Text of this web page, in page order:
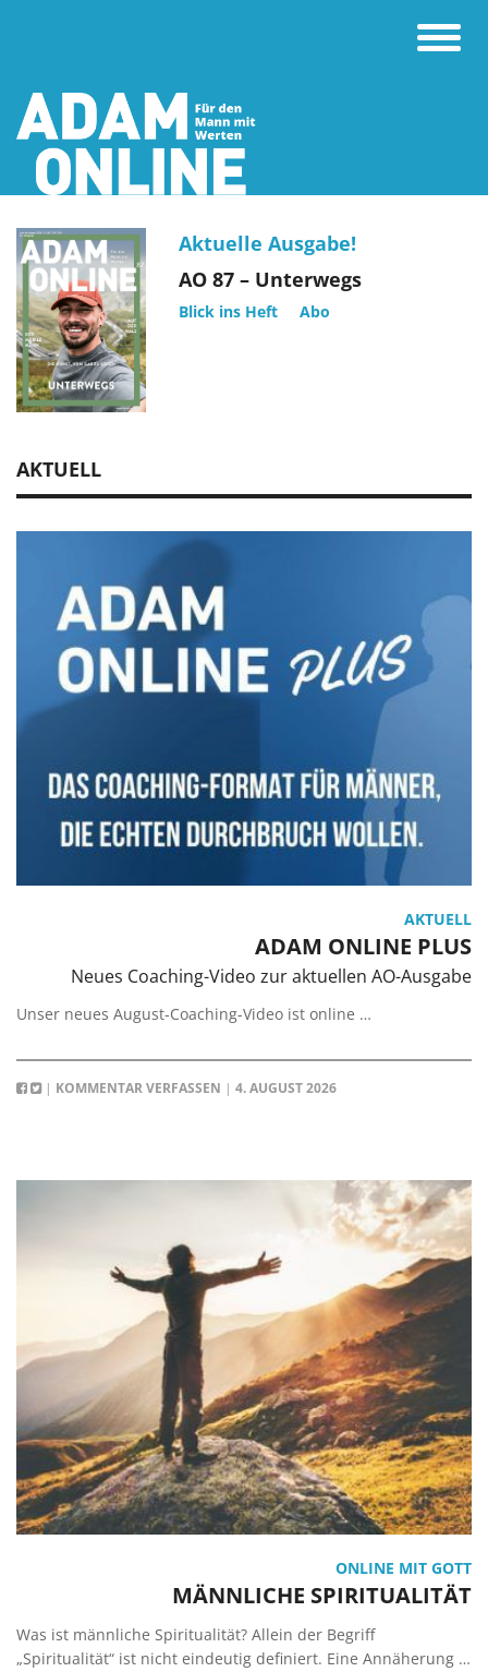
Toggle
Aktuelle Ausgabe!
AO 87 – Unterwegs
Blick ins Heft Abo
AKTUELL
AKTUELL
ADAM ONLINE PLUS
Neues Coaching-Video zur aktuellen AO-Ausgabe
Unser neues August-Coaching-Video ist online …
| KOMMENTAR VERFASSEN | 4. AUGUST 2026
ONLINE MIT GOTT
MÄNNLICHE SPIRITUALITÄT
Was ist männliche Spiritualität? Allein der Begriff
„Spiritualität“ ist nicht eindeutig definiert. Eine Annäherung …